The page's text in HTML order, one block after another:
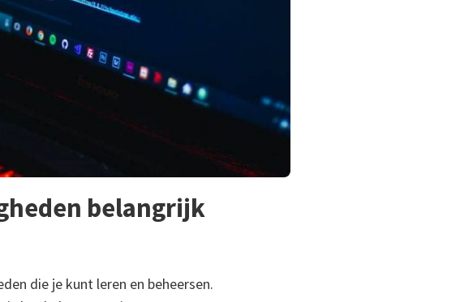
belangrijk
die je kunt leren en beheersen.